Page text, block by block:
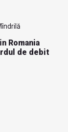
Romania
de debit